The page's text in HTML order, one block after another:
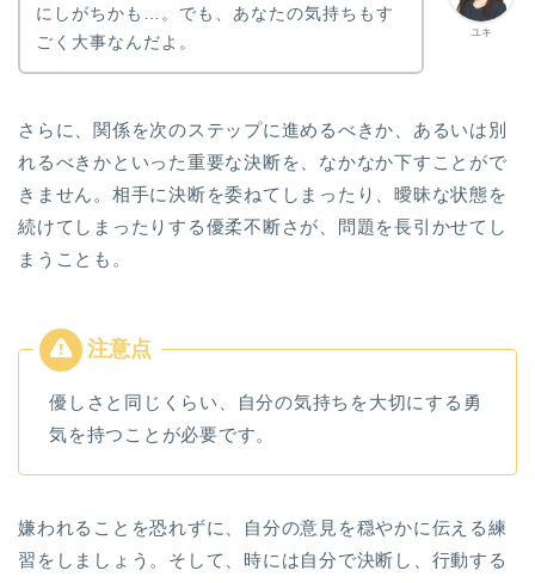
ユキ
にしがちかも…。でも、あなたの気持ちもす
ごく大事なんだよ。
さらに、関係を次のステップに進めるべきか、あるいは別
れるべきかといった重要な決断を、なかなか下すことがで
きません。相手に決断を委ねてしまったり、曖昧な状態を
続けてしまったりする優柔不断さが、問題を長引かせてし
まうことも。
優しさと同じくらい、自分の気持ちを大切にする勇
気を持つことが必要です。
嫌われることを恐れずに、自分の意見を穏やかに伝える練
習をしましょう。そして、時には自分で決断し、行動する